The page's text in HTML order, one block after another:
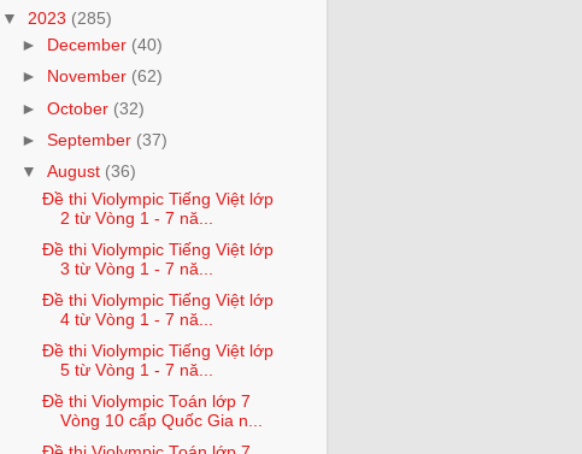
▼ 2023 (285)
►
December (40)
►
November (62)
►October (32)
►September (37)
▼August (36)
Đề thi Violympic Tiếng Việt lớp
2 từ Vòng 1 - 7 nă...
Đề thi Violympic Tiếng Việt lớp
3 từ Vòng 1 - 7 nă...
Đề thi Violympic Tiếng Việt lớp
4 từ Vòng 1 - 7 nă...
Đề thi Violympic Tiếng Việt lớp
5 từ Vòng 1 - 7 nă...
Đề thi Violympic Toán lớp 7
Vòng 10 cấp Quốc Gia n...